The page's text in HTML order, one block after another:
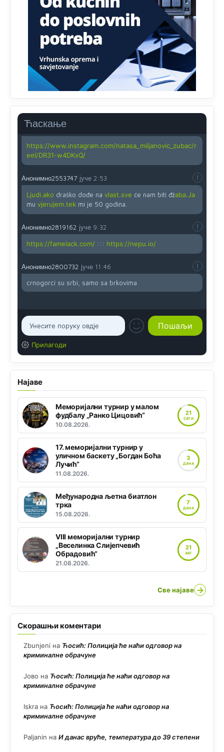
Ћаскање
zahtjeva optičkih skenera.
Анонимно2818605 јуче
11:45
Ovo pravilo jeste unijelo opravdan strah, posebno kada
su u pitanju starije osobe, osobe sa slabijim vidom ili
drhtavom rukom
Анонимно2819033 јуче 12:24
Yes,nekada je bila corava kutija za IZBORE a danas su
coravi biraci.
Анонимно2819162
https://www.instagram.com/natasa_miljanovic_zubac/r
eel/DR31-w4DKxQ/
Анонимно2553747 јуче 2:53
Ljudi.ako draško dođe na vlast.sve će nam biti đžaba.Ja
mu vjerujem.tek mi je 50 godina.
Анонимно2819162 јуче 9:32
https://famelack.com/ ::: https://nepu.io/
Анонимно2800732 јуче 11:46
crnogorci su srbi, samo sa brkovima
Прилагоди
Најаве
Меморијални турнир у малом
фудбалу „Ранко Цицовић“
10.08.2026.
21
САТИ
17. меморијални турнир у
уличном баскету „Богдан Боћа
Лучић“
11.08.2026.
3
ДАНА
Међународна љетна биатлон
трка
15.08.2026.
7
ДАНА
VIII меморијални турнир
„Веселинка Слијепчевић
Обрадовић“
21.08.2026.
21
АВГ
Све најаве →
Скорашњи коментари
Zbunjeni на Ћосић: Полиција ће наћи одговор на
криминалне обрачуне
Јово на Ћосић: Полиција ће наћи одговор на
криминалне обрачуне
Iskra на Ћосић: Полиција ће наћи одговор на
криминалне обрачуне
Paljanin на И данас вруће, температура до 39 степени